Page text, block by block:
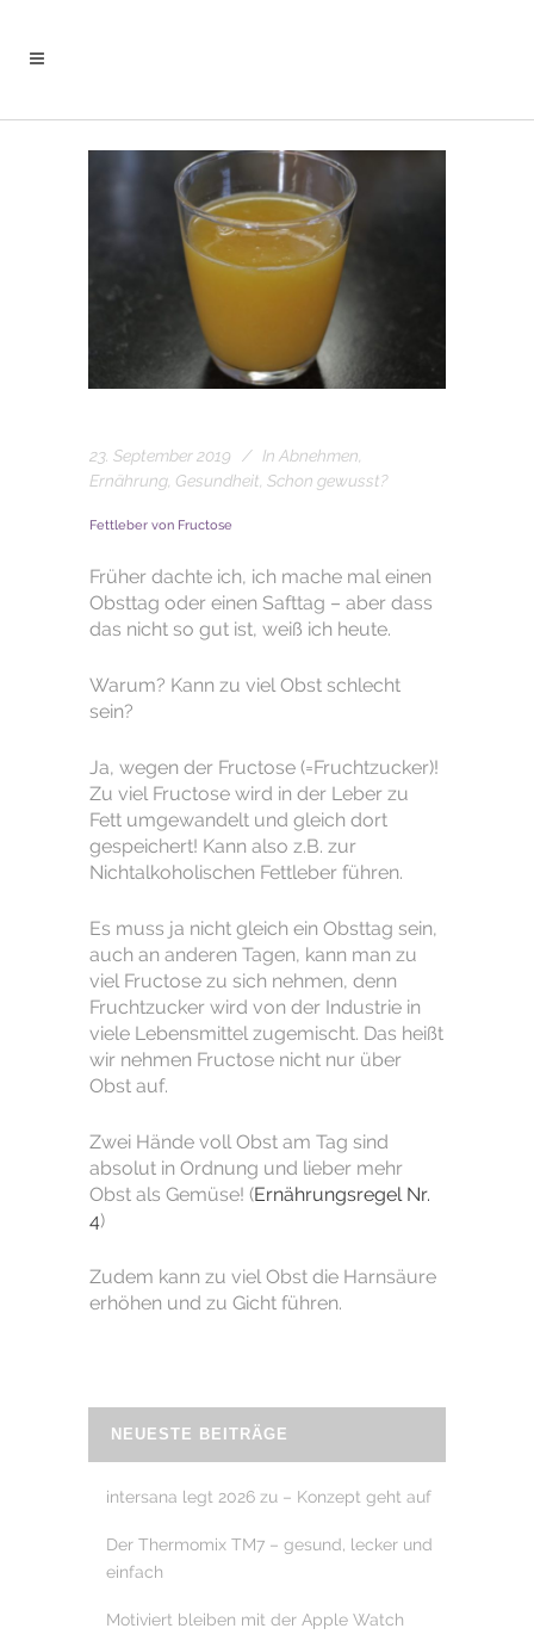
23. September 2019 In Abnehmen
Ernährung Gesundheit Schon gewusst?
Fettleber von Fructose
Früher dachte ich, ich mache mal einen
Obsttag oder einen Safttag – aber dass
das nicht so gut ist, weiß ich heute.
Warum? Kann zu viel Obst schlecht
sein?
Ja, wegen der Fructose (=Fruchtzucker)!
Zu viel Fructose wird in der Leber zu
Fett umgewandelt und gleich dort
gespeichert! Kann also z.B. zur
Nichtalkoholischen Fettleber führen.
Es muss ja nicht gleich ein Obsttag sein,
auch an anderen Tagen, kann man zu
viel Fructose zu sich nehmen, denn
Fruchtzucker wird von der Industrie in
viele Lebensmittel zugemischt. Das heißt
wir nehmen Fructose nicht nur über
Obst auf.
Zwei Hände voll Obst am Tag sind
absolut in Ordnung und lieber mehr
Obst als Gemüse! (Ernährungsregel Nr.
4)
Zudem kann zu viel Obst die Harnsäure
erhöhen und zu Gicht führen.
NEUESTE BEITRÄGE
intersana legt 2026 zu – Konzept geht auf
Der Thermomix TM7 – gesund, lecker und
einfach
Motiviert bleiben mit der Apple Watch